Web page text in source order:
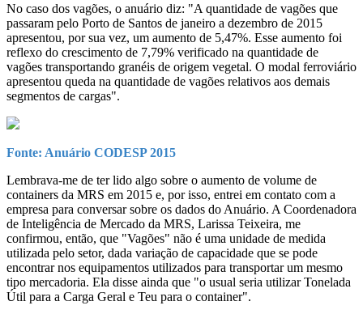
No caso dos vagões, o anuário diz: "A quantidade de vagões que
passaram pelo Porto de Santos de janeiro a dezembro de 2015
apresentou, por sua vez, um aumento de 5,47%. Esse aumento foi
reflexo do crescimento de 7,79% verificado na quantidade de
vagões transportando granéis de origem vegetal. O modal ferroviário
apresentou queda na quantidade de vagões relativos aos demais
segmentos de cargas".
Fonte: Anuário CODESP 2015
Lembrava-me de ter lido algo sobre o aumento de volume de
containers da MRS em 2015 e, por isso, entrei em contato com a
empresa para conversar sobre os dados do Anuário. A Coordenadora
de Inteligência de Mercado da MRS, Larissa Teixeira, me
confirmou, então, que "Vagões" não é uma unidade de medida
utilizada pelo setor, dada variação de capacidade que se pode
encontrar nos equipamentos utilizados para transportar um mesmo
tipo mercadoria. Ela disse ainda que "o usual seria utilizar Tonelada
Útil para a Carga Geral e Teu para o container".